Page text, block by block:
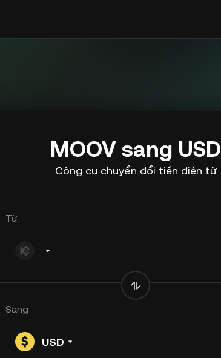
MOOV sang USD
Công cụ chuyển đổi tiền điện tử
Từ
Sang
USD